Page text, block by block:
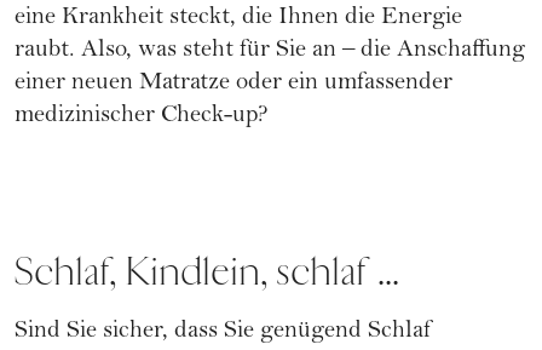
eine Krankheit steckt, die Ihnen die Energie
raubt. Also, was steht für Sie an – die Anschaffung
einer neuen Matratze oder ein umfassender
medizinischer Check-up?
Schlaf, Kindlein, schlaf ...
Sind Sie sicher, dass Sie genügend Schlaf